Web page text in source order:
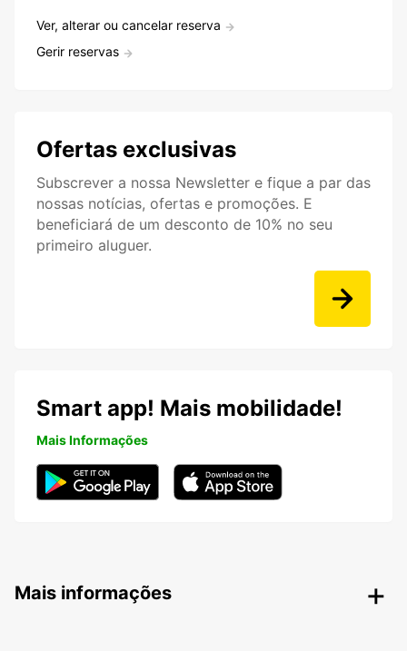
Ver, alterar ou cancelar reserva
Gerir reservas
Ofertas exclusivas
Subscrever a nossa Newsletter e fique a par das
nossas notícias, ofertas e promoções. E
beneficiará de um desconto de 10% no seu
primeiro aluguer.
Smart app! Mais mobilidade!
Mais Informações
Mais informações